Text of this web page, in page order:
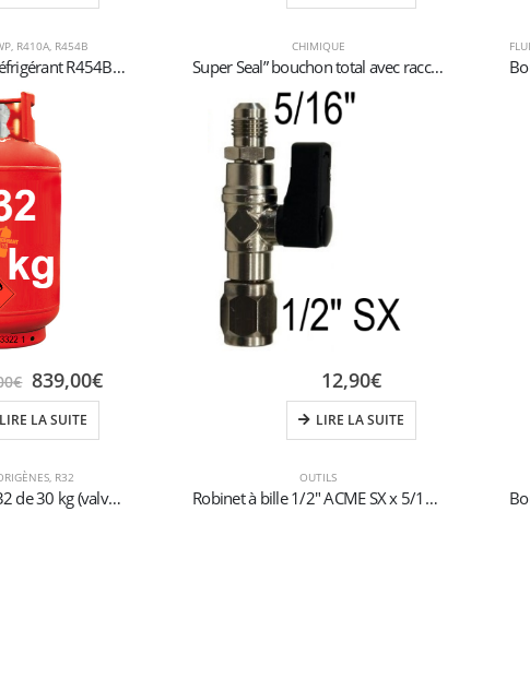
, R410A, R454B
Bouteille de Gaz Réfrigérant R454B – 9kg – (T-PED) – Vanne W 21,7 x 1/14″ GAUCHE
CHIMIQUE
Super Seal” bouchon total avec raccord rapide pour réfrigération Car R1234YF
, R32
Bouteille de gaz R32 de 30 kg (valve W21,7 x 1/14″)
€ 839,00€
LIRE LA SUITE
OUTILS
Robinet à bille 1/2″ ACME SX x 5/16″ SAE pour bouteilles rechargeables (1-2 kg)
12,90€
LIRE LA SUITE